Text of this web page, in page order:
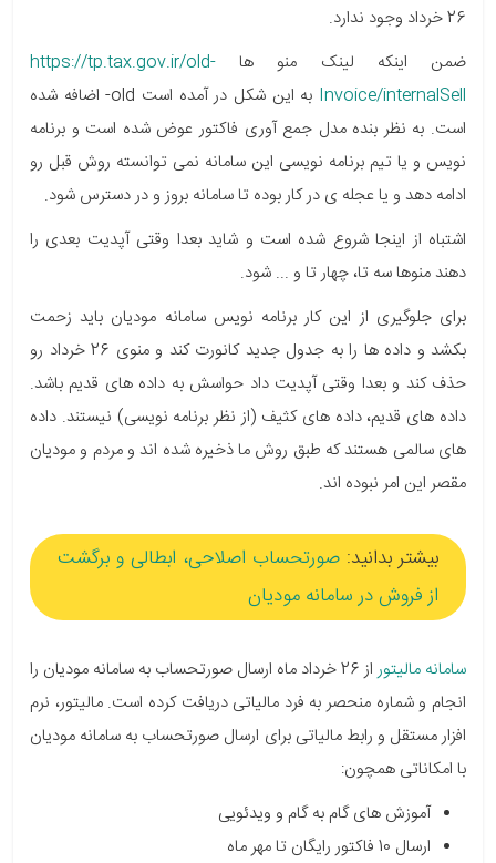
26 خرداد وجود ندارد.
ضمن اینکه لینک منو ها https://tp.tax.gov.ir/old-
Invoice/internalSell
به این شکل در آمده است old- اضافه شده
است. به نظر بنده مدل جمع آوری فاکتور عوض شده است و برنامه
نویس و یا تیم برنامه نویسی این سامانه نمی توانسته روش قبل رو
ادامه دهد و یا عجله ی در کار بوده تا سامانه بروز و در دسترس شود.
اشتباه از اینجا شروع شده است و شاید بعدا وقتی آپدیت بعدی را
دهند منوها سه تا، چهار تا و ... شود.
برای جلوگیری از این کار برنامه نویس سامانه مودیان باید زحمت
بکشد و داده ها را به جدول جدید کانورت کند و منوی 26 خرداد رو
حذف کند و بعدا وقتی آپدیت داد حواسش به داده های قدیم باشد.
داده های قدیم، داده های کثیف (از نظر برنامه نویسی) نیستند. داده
های سالمی هستند که طبق روش ما ذخیره شده اند و مردم و مودیان
مقصر این امر نبوده اند.
بیشتر بدانید: صورتحساب اصلاحی، ابطالی و برگشت
از فروش در سامانه مودیان
سامانه مالیتور
از 26 خرداد ماه ارسال صورتحساب به سامانه مودیان را
انجام و شماره منحصر به فرد مالیاتی دریافت کرده است. مالیتور، نرم
افزار مستقل و رابط مالیاتی برای ارسال صورتحساب به سامانه مودیان
با امکاناتی همچون:
آموزش های گام به گام و ویدئویی
ارسال 10 فاکتور رایگان تا مهر ماه